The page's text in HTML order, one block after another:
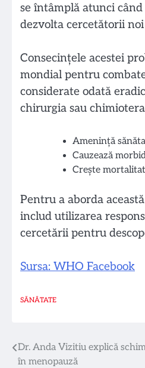
se întâmplă atunci
dezvolta cercetătorii
Consecințele acestei
mondial pentru
considerate odată
chirurgia sau
Amenință
Cauzează
Crește
Pentru a aborda
includ utilizarea
cercetării pentru
Sursa: WHO Facebook
SĂNĂTATE
Navigare
Dr. Anda Vizitiu explică
în menopauză